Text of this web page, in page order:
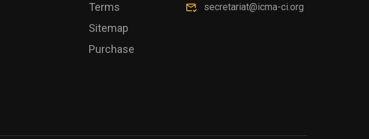
Terms
Sitemap
Purchase
secretariat@icma-ci.org